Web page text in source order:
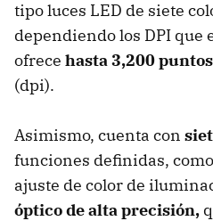
tipo luces LED de siete
dependiendo los DPI que
ofrece hasta 3,200
(dpi).
Asimismo, cuenta con
funciones definidas,
ajuste de color de
óptico de alta precisión,